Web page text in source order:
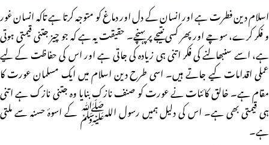
اسلام دین فطرت ہے اور انسان کے دل اور دماغ کو متوجہ کرتا ہے تاکہ انسان غور
و فکر کرے، سوچے اور پھر کسی نتیجے پر پہنچے۔ حقیقت یہ ہے کہ جو چیز جتنی قیمتی ہوتی
ہے، اسے سنبھالنے کی فکر اتنی ہی زیادہ کی جاتی ہے اور اس کی حفاظت کے لیے
عملی اقدامات کیے جاتے ہیں۔ اسی طرح دین اسلام میں ایک مسلمان عورت کا
مقام ہے۔ خالق کائنات نے عورت کو صنف نازک بنایا وہ جتنی نازک ہے اتنی
ہی قیمتی بھی ہے۔ اس کی دلیل ہمیں رسول اللہﷺ کے اسوۂ حسنہ سے ملتی
ہے۔